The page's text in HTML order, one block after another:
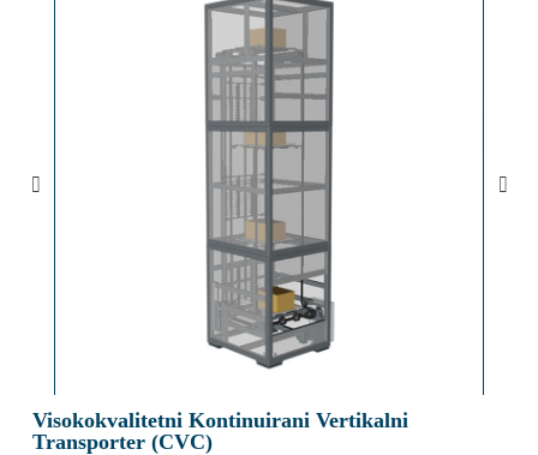
Visokokvalitetni Kontinuirani Vertikalni
Transporter (CVC)